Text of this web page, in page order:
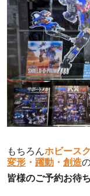
もちろんホビース
変形 ・ 躍動 ・ 創造
皆様のご予約お待